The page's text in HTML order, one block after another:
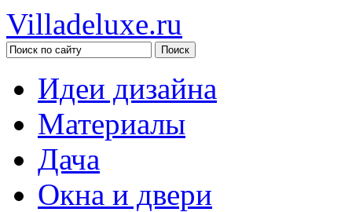
Villadeluxe.ru
Идеи дизайна
Материалы
Дача
Окна и двери